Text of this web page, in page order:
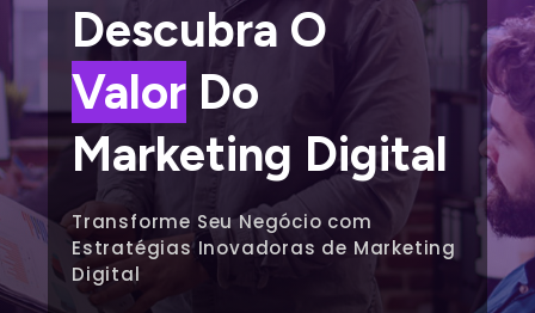
Descubra O
Poder Do
Marketing Digital
Transforme Seu Negócio com
Estratégias Inovadoras de Marketing
Digital